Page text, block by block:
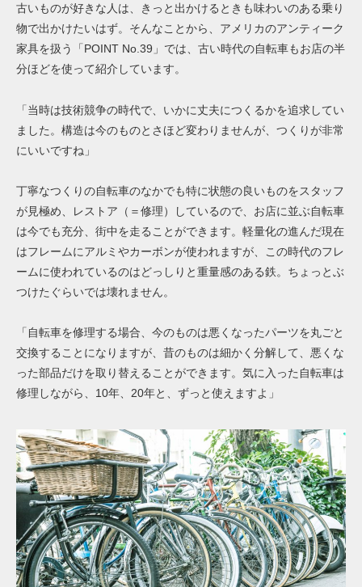
古いものが好きな人は、きっと出かけるときも味わいのある乗り
物で出かけたいはず。そんなことから、アメリカのアンティーク
家具を扱う「POINT No.39」では、古い時代の自転車もお店の半
分ほどを使って紹介しています。
「当時は技術競争の時代で、いかに丈夫につくるかを追求してい
ました。構造は今のものとさほど変わりませんが、つくりが非常
にいいですね」
丁寧なつくりの自転車のなかでも特に状態の良いものをスタッフ
が見極め、レストア（＝修理）しているので、お店に並ぶ自転車
は今でも充分、街中を走ることができます。軽量化の進んだ現在
はフレームにアルミやカーボンが使われますが、この時代のフレ
ームに使われているのはどっしりと重量感のある鉄。ちょっとぶ
つけたぐらいでは壊れません。
「自転車を修理する場合、今のものは悪くなったパーツを丸ごと
交換することになりますが、昔のものは細かく分解して、悪くな
った部品だけを取り替えることができます。気に入った自転車は
修理しながら、10年、20年と、ずっと使えますよ」